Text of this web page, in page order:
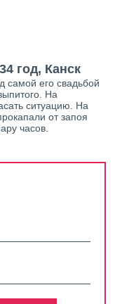
год, Канск
самой его свадьбой
На
ситуацию. На
от запоя
часов.